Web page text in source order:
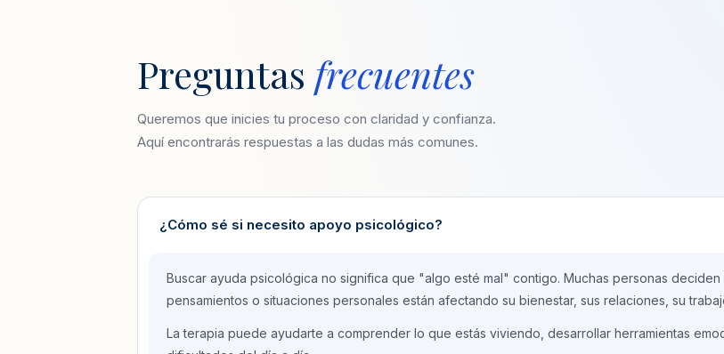
Preguntas frecuentes
Queremos que inicies tu proceso con claridad y confianza.
Aquí encontrarás respuestas a las dudas más comunes.
¿Cómo sé si necesito apoyo psicológico?
Buscar ayuda psicológica no significa que "algo esté mal" contigo. Muchas personas
pensamientos o situaciones personales están afectando su bienestar, sus relaciones, su
La terapia puede ayudarte a comprender lo que estás viviendo, desarrollar herramientas